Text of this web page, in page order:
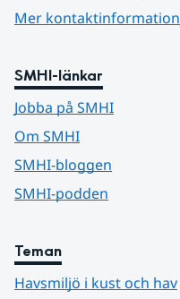
Mer kontaktinformation
SMHI-länkar
Jobba på SMHI
Om SMHI
SMHI-bloggen
SMHI-podden
Teman
Havsmiljö i kust och hav